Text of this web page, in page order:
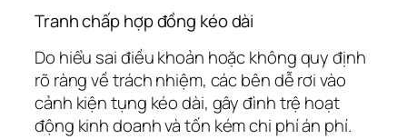
Tranh chấp hợp đồng kéo dài
Do hiểu sai điều khoản hoặc không quy định
rõ ràng về trách nhiệm, các bên dễ rơi vào
cảnh kiện tụng kéo dài, gây đình trệ hoạt
động kinh doanh và tốn kém chi phí án phí.